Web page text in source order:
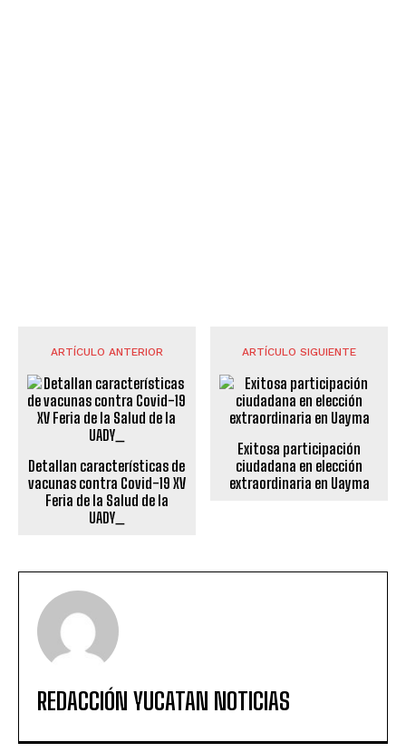
ARTÍCULO ANTERIOR
Detallan características de
vacunas contra Covid-19 XV
Feria de la Salud de la
UADY_
ARTÍCULO SIGUIENTE
Exitosa participación
ciudadana en elección
extraordinaria en Uayma
REDACCIÓN YUCATAN NOTICIAS